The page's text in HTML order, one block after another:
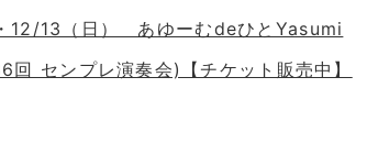
12/13（日） あゆーむdeひとYasumi
センプレ演奏会)【チケット販売中】